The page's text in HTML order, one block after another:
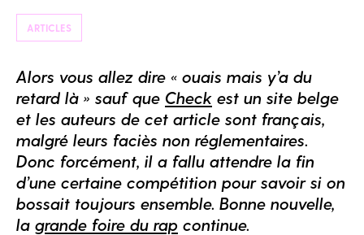
ARTICLES
Alors vous allez dire « ouais mais y’a du
retard là » sauf que Check est un site belge
et les auteurs de cet article sont français,
malgré leurs faciès non réglementaires.
Donc forcément, il a fallu attendre la fin
d’une certaine compétition pour savoir si on
bossait toujours ensemble. Bonne nouvelle,
la grande foire du rap continue.